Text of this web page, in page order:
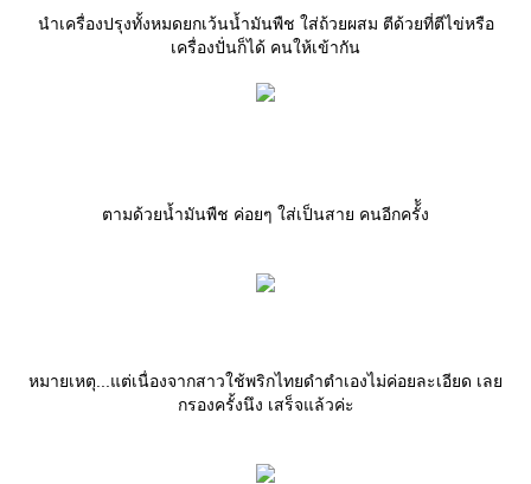
นำเครื่องปรุงทั้งหมดยกเว้นน้ำมันพืช ใส่ถ้วยผสม ตีด้วยที่ตีไข่หรือ
เครื่องปั่นก็ได้ คนให้เข้ากัน
ตามด้วยน้ำมันพืช ค่อยๆ ใส่เป็นสาย คนอีกครั้ัง
หมายเหตุ...แต่เนื่องจากสาวใช้พริกไทยดำตำเองไม่ค่อยละเอียด เล
กรองครั้งนึง เสร็จแล้วค่ะ